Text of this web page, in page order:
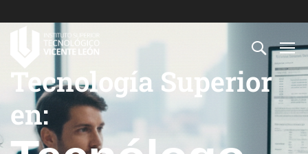
Tecnología Superior
en: